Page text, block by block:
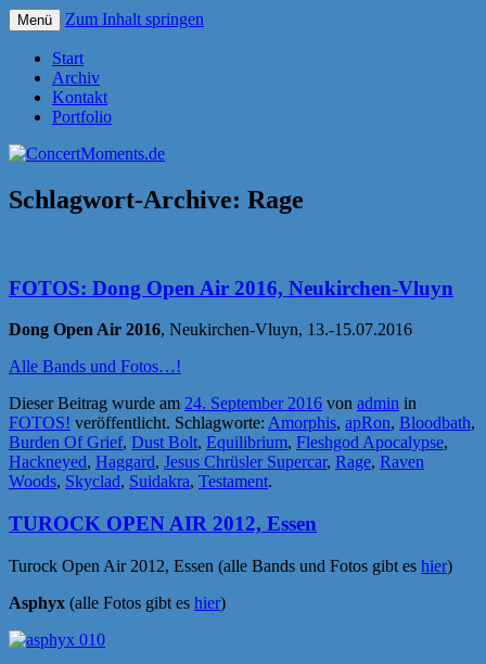
ConcertMoments.de
Menü Zum Inhalt springen
Start
Archiv
Kontakt
Portfolio
Schlagwort-Archive: Rage
FOTOS: Dong Open Air 2016, Neukirchen-Vluyn
Dong Open Air 2016, Neukirchen-Vluyn, 13.-15.07.2016
Alle Bands und Fotos…!
Dieser Beitrag wurde am 24. September 2016 von admin in
FOTOS! veröffentlicht. Schlagworte: Amorphis, apRon, Bloodbath,
Burden Of Grief, Dust Bolt, Equilibrium, Fleshgod Apocalypse,
Hackneyed, Haggard, Jesus Chrüsler Supercar, Rage, Raven
Woods, Skyclad, Suidakra, Testament.
TUROCK OPEN AIR 2012, Essen
Turock Open Air 2012, Essen (alle Bands und Fotos gibt es hier)
Asphyx (alle Fotos gibt es hier)